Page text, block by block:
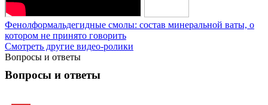
Фенолформальдегидные смолы: состав минеральной ваты, о
котором не принято говорить
Смотреть другие видео-ролики
Вопросы и ответы
Вопросы и ответы